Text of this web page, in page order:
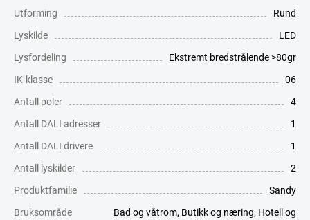
Utforming
Rund
Lyskilde
LED
Lysfordeling
Ekstremt bredstrålende >80gr
IK-klasse
06
Antall poler
4
Antall DALI adresser
1
Antall DALI drivere
1
Antall lyskilder
2
Produktfamilie
Sandy
Bruksområde
Bad og våtrom, Butikk og næring, Hotell og